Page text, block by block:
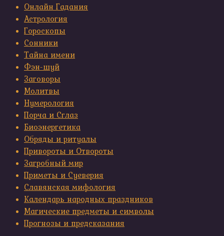
Онлайн Гадания
Астрология
Гороскопы
Сонники
Тайна имени
Фэн-шуй
Заговоры
Молитвы
Нумерология
Порча и Сглаз
Биоэнергетика
Обряды и ритуалы
Привороты и Отвороты
Загробный мир
Приметы и Суеверия
Славянская мифология
Календарь народных праздников
Магические предметы и символы
Прогнозы и предсказания